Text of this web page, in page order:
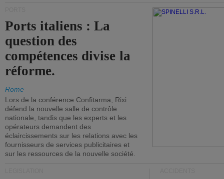
Ports italiens : La
question des
compétences divise la
réforme.
Rome
Lors de la conférence Confitarma, Rixi
défend la nouvelle salle de contrôle
nationale, tandis que les experts et les
opérateurs demandent des
éclaircissements sur les relations avec les
fournisseurs de services publicitaires et
sur les ressources de la nouvelle société.